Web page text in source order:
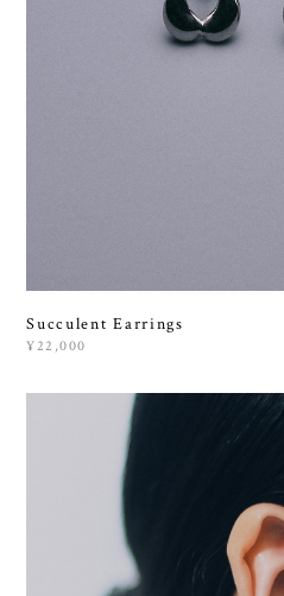
Succulent Earrings
¥22,000